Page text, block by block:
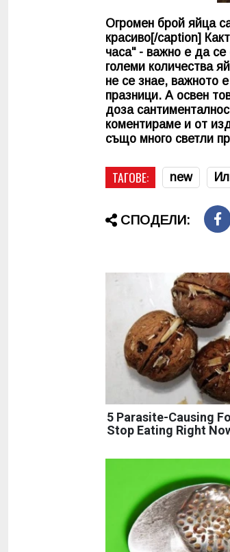
Огромен брой яйца
красиво[/caption]
часа" - важно е да
големи количества
не се знае, важното
празници. А освен
доза
коментираме и от
също много светли
ТАГОВЕ: new
СПОДЕЛИ:
5 Parasite-Causing
Stop Eating Right